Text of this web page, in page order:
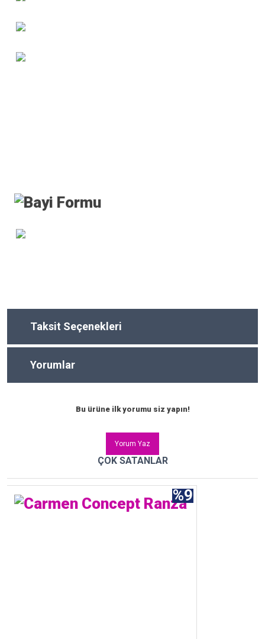
Taksit Seçenekleri
Yorumlar
Bu ürüne ilk yorumu siz yapın!
Yorum Yaz
ÇOK SATANLAR
%9